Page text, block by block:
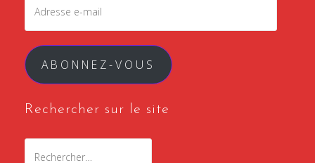
ABONNEZ-VOUS
Rechercher sur le site